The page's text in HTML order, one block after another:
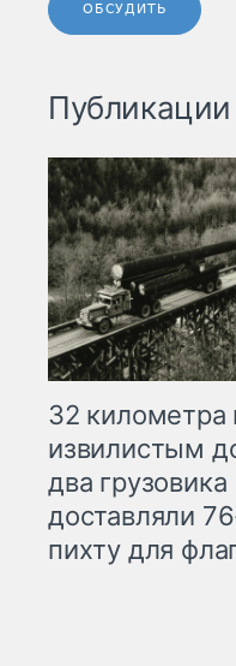
ОБСУДИТЬ
32 километра
извилистым
два грузовика
доставляли
пихту для